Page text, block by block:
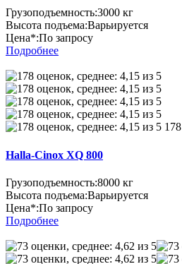
Грузоподъемность:3000 кг
Высота подъема:Варьируется
Цена*:По запросу
Подробнее
178
Halla-Cinox XQ 800
Грузоподъемность:8000 кг
Высота подъема:Варьируется
Цена*:По запросу
Подробнее